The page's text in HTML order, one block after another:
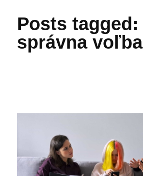
Posts tagged:
správna voľba